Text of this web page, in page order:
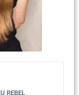
REBEL